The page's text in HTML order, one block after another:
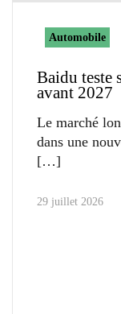
Automobile
Baidu teste
avant 2027
Le marché
dans une
29 juillet 2026